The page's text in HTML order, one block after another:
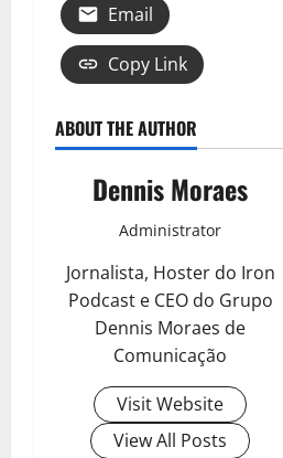
Email
Copy Link
ABOUT THE AUTHOR
Dennis Moraes
Administrator
Jornalista, Hoster do Iron
Podcast e CEO do Grupo
Dennis Moraes de
Comunicação
Visit Website
View All Posts